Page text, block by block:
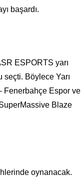
başardı.
ESPORTS yarı
Böylece Yarı
Fenerbahçe Espor ve
Blaze
oynanacak.